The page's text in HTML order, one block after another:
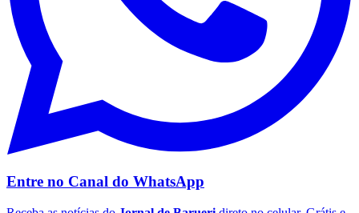
Entre no Canal do WhatsApp